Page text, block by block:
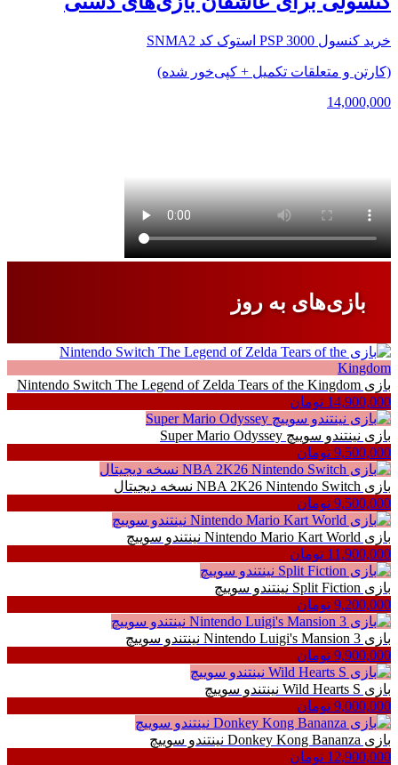
خرید کنسول PSP 3000 استوک کد SNMA2
(کارتن و متعلقات تکمیل + کپی‌خور شده)
14,000,000
بازی‌های به روز
بازی Nintendo Switch The Legend of Zelda Tears of the Kingdom
14,900,000 تومان
بازی نینتندو سوییچ Super Mario Odyssey
9,500,000 تومان
بازی NBA 2K26 Nintendo Switch نسخه دیجیتال
9,500,000 تومان
بازی Nintendo Mario Kart World نینتندو سوییچ
11,900,000 تومان
بازی Split Fiction نینتندو سوییچ
9,200,000 تومان
بازی Nintendo Luigi's Mansion 3 نینتندو سوییچ
9,900,000 تومان
بازی Wild Hearts S نینتندو سوییچ
9,000,000 تومان
بازی Donkey Kong Bananza نینتندو سوییچ
12,900,000 تومان